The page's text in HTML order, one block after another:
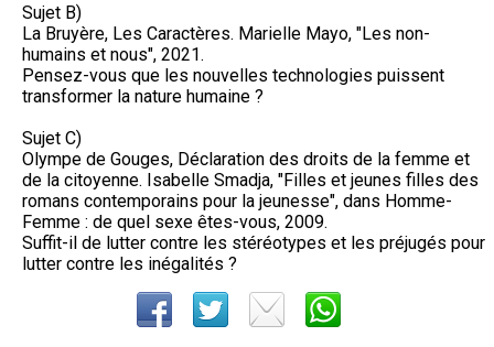
Sujet B)
La Bruyère, Les Caractères. Marielle Mayo, "Les non-
humains et nous", 2021.
Pensez-vous que les nouvelles technologies puissent
transformer la nature humaine ?
Sujet C)
Olympe de Gouges, Déclaration des droits de la femme et
de la citoyenne. Isabelle Smadja, "Filles et jeunes filles des
romans contemporains pour la jeunesse", dans Homme-
Femme : de quel sexe êtes-vous, 2009.
Suffit-il de lutter contre les stéréotypes et les préjugés pour
lutter contre les inégalités ?